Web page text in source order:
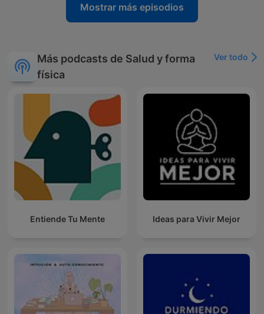
Mostrar más episodios
Más podcasts de Salud y forma
física
Ver todo
Entiende Tu Mente Ideas para Vivir Mejor